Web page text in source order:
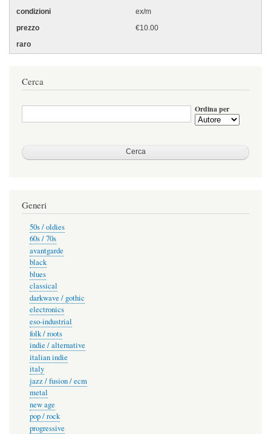
ex/m
€10.00
Cerca
Ordina per
Generi
50s / oldies
60s / 70s
avantgarde
black
blues
classical
darkwave / gothic
electronics
eso-industrial
folk / roots
indie / alternative
italian indie
italy
jazz / fusion / ecm
metal
new age
pop / rock
progressive